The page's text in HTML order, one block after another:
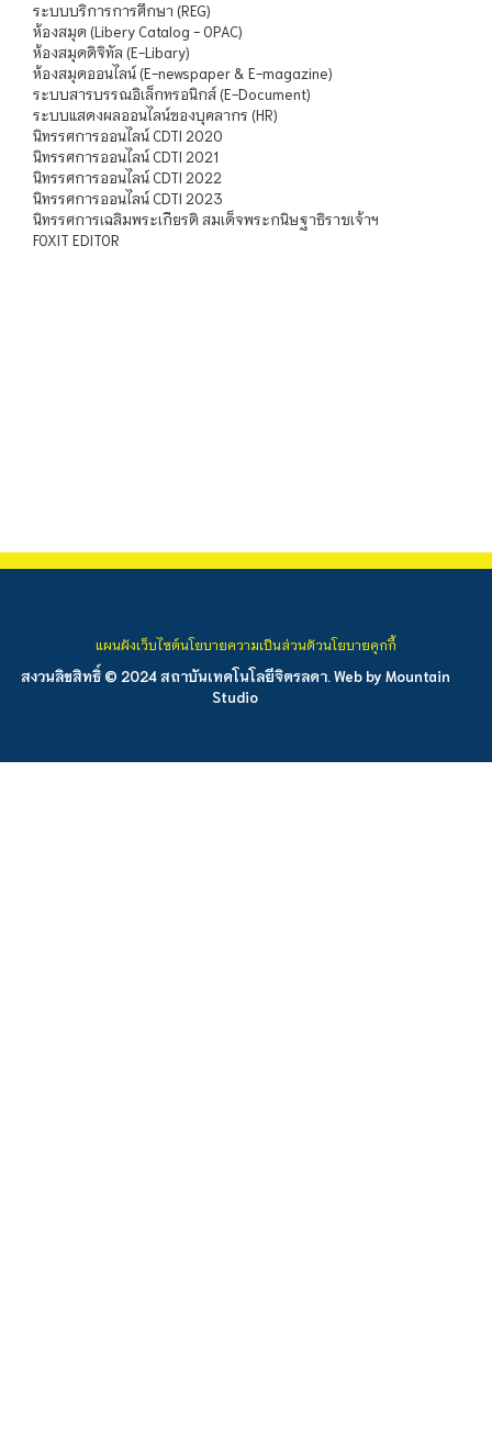
ระบบบริการการศึกษา (REG)
ห้องสมุด (Libery Catalog - OPAC)
ห้องสมุดดิจิทัล (E-Libary)
ห้องสมุดออนไลน์ (E-newspaper & E-magazine)
ระบบสารบรรณอิเล็กทรอนิกส์ (E-Document)
ระบบแสดงผลออนไลน์ของบุคลากร (HR)
นิทรรศการออนไลน์ CDTI 2020
นิทรรศการออนไลน์ CDTI 2021
นิทรรศการออนไลน์ CDTI 2022
นิทรรศการออนไลน์ CDTI 2023
นิทรรศการเฉลิมพระเกียรติ สมเด็จพระกนิษฐาธิราชเจ้าฯ
FOXIT EDITOR
สงวนลิขสิทธิ์ © 2024 สถาบันเทคโนโลยีจิตรลดา. Web by Mountain
Studio
แผนผังเว็บไซต์นโยบายความเป็นส่วนตัวนโยบายคุกกี้